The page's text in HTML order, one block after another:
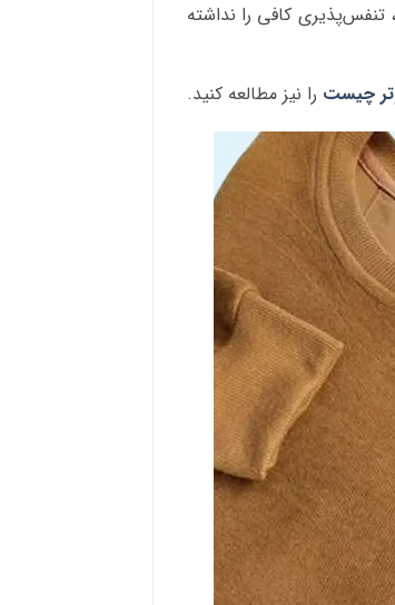
کافی را نداشته
چیست را نیز مطالعه کنید.